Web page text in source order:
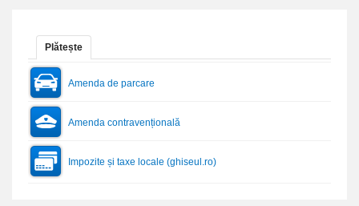
Plătește
Amenda de parcare
Amenda contravențională
Impozite și taxe locale (ghiseul.ro)